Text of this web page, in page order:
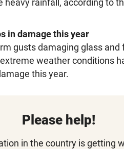
heavy rainfall, according to
in damage this year
gusts damaging glass and
weather conditions
this year.
Please help!
in the country is getting